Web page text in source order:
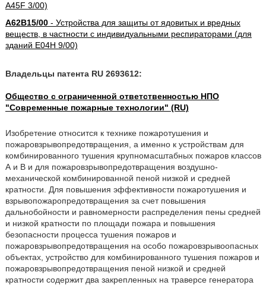
A45F 3/00)
A62B15/00- Устройства для защиты от ядовитых и вредных
веществ, в частности с индивидуальными респираторами (для
зданий E04H 9/00)
Владельцы патента RU 2693612:
Общество с ограниченной ответственностью НПО
"Современные пожарные технологии" (RU)
Изобретение относится к технике пожаротушения и
пожаровзрывопредотвращения, а именно к устройствам для
комбинированного тушения крупномасштабных пожаров классов
А и В и для пожаровзрывопредотвращения воздушно-
механической комбинированной пеной низкой и средней
кратности. Для повышения эффективности пожаротушения и
взрывопожаропредотвращения за счет повышения
дальнобойности и равномерности распределения пены средней
и низкой кратности по площади пожара и повышения
безопасности процесса тушения пожаров и
пожаровзрывопредотвращения на особо пожаровзрывоопасных
объектах, устройство для комбинированного тушения пожаров и
пожаровзрывопредотвращения пеной низкой и средней
кратности содержит два закрепленных на траверсе генератора